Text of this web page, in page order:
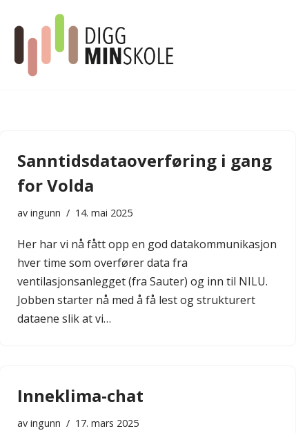
Hopp
innholdet
Sanntidsdataoverføring i gang
for Volda
av ingunn 14. mai 2025
Her har vi nå fått opp en god datakommunikasjon
hver time som overfører data fra
ventilasjonsanlegget (fra Sauter) og inn til NILU.
Jobben starter nå med å få lest og strukturert
dataene slik at vi…
Inneklima-chat
av ingunn 17. mars 2025